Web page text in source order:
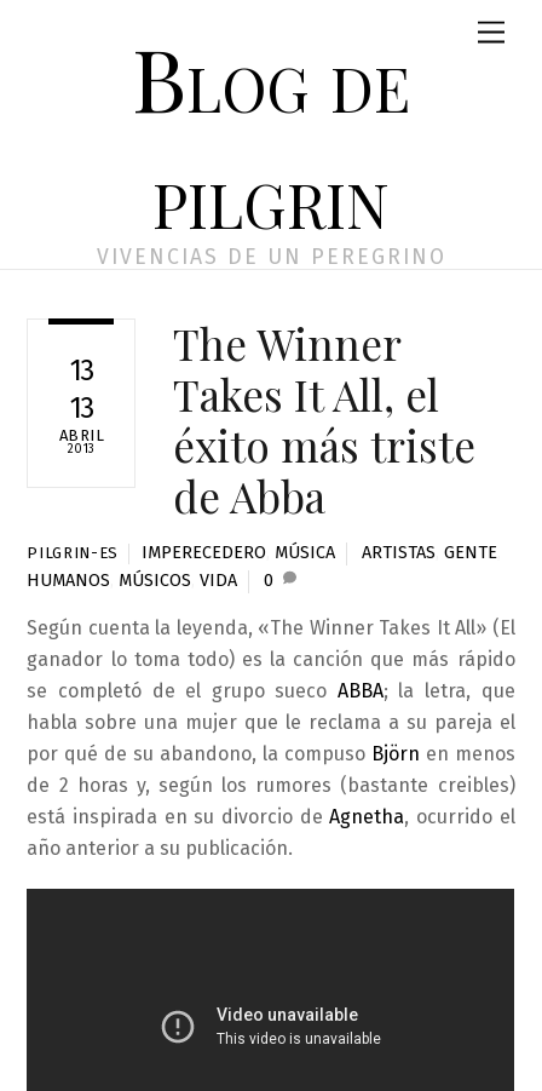
Blog de
pilgrin
VIVENCIAS DE UN PEREGRINO
13
13
ABRIL
2013
The Winner
Takes It All, el
éxito más triste
de Abba
PILGRIN-ES IMPERECEDERO MÚSICA ARTISTAS GENTE,
HUMANOS MÚSICOS ,VIDA 0
Según cuenta la leyenda, «The Winner Takes It All» (El
ganador lo toma todo) es la canción que más rápido
se completó de el grupo sueco ABBA; la letra, que
habla sobre una mujer que le reclama a su pareja el
por qué de su abandono, la compuso Björn en menos
de 2 horas y, según los rumores (bastante creibles)
está inspirada en su divorcio deAgnetha, ocurrido el
año anterior a su publicación.